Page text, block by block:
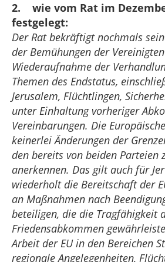
2. wie vom Rat im
festgelegt:
Der Rat bekräftigt nochmals
der Bemühungen der
Wiederaufnahme der
Themen des Endstatus,
Jerusalem, Flüchtlingen,
unter Einhaltung vorheriger
Vereinbarungen. Die
keinerlei Änderungen der
den bereits von beiden Parteien
anerkennen. Das gilt auch für
wiederholt die Bereitschaft der
an Maßnahmen nach
beteiligen, die die Tragfähigkeit
Friedensabkommen
Arbeit der EU in den Bereichen
regionale Angelegenheiten,